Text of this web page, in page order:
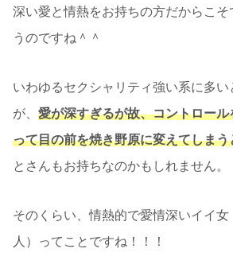
深い愛と情熱をお持ちの方だからこそ
うのですね＾＾
いわゆるセクシャリティ強い系に多
が、 愛が深すぎるが故、コントロー
って目の前を焼き野原に変えてしまう
とさんもお持ちなのかもしれません。
そのくらい、情熱的で愛情深いイイ
人）ってことですね！！！